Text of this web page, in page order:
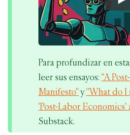
Para profundizar en
leer sus ensayos: "A
Manifesto" y"What do I
'Post-Labor Economics'
Substack.